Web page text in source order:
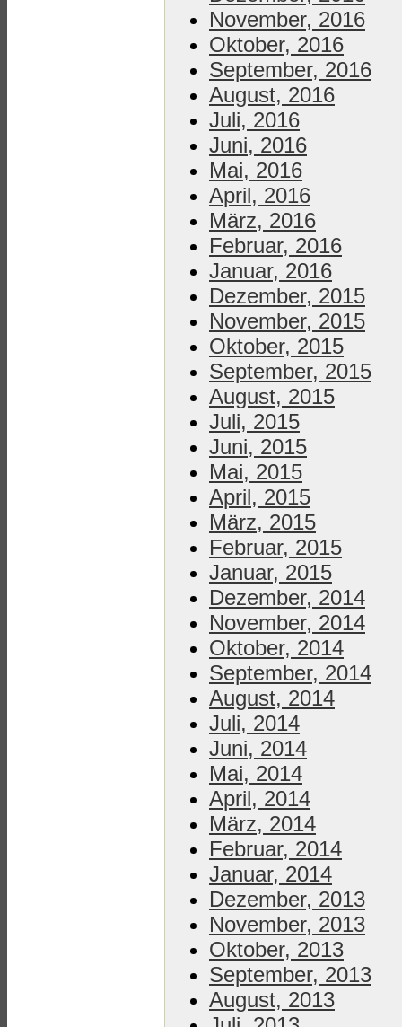
November, 2016
Oktober, 2016
September, 2016
August, 2016
Juli, 2016
Juni, 2016
Mai, 2016
April, 2016
März, 2016
Februar, 2016
Januar, 2016
Dezember, 2015
November, 2015
Oktober, 2015
September, 2015
August, 2015
Juli, 2015
Juni, 2015
Mai, 2015
April, 2015
März, 2015
Februar, 2015
Januar, 2015
Dezember, 2014
November, 2014
Oktober, 2014
September, 2014
August, 2014
Juli, 2014
Juni, 2014
Mai, 2014
April, 2014
März, 2014
Februar, 2014
Januar, 2014
Dezember, 2013
November, 2013
Oktober, 2013
September, 2013
August, 2013